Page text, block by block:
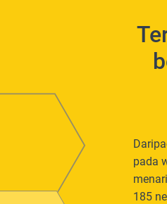
pada
185